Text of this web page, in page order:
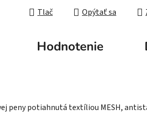
Tlač Opýtať sa
Hodnotenie
peny potiahnutá textíliou MESH,